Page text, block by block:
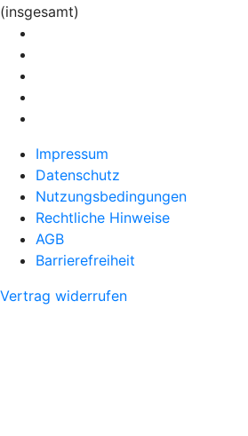
(insgesamt)
Impressum
Datenschutz
Nutzungsbedingungen
Rechtliche Hinweise
AGB
Barrierefreiheit
Vertrag widerrufen